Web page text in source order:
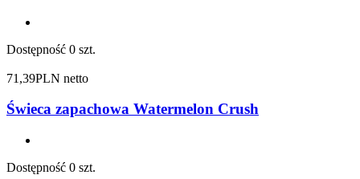
Dostępność 0 szt.
71,39PLN netto
Świeca zapachowa Watermelon Crush
Dostępność 0 szt.